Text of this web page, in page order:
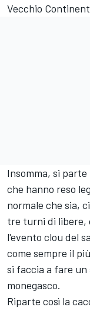
Vecchio
Insomma, si
che hanno reso
normale che sia,
tre turni di libere,
l'evento clou del
come sempre il
si faccia a fare
monegasco.
Riparte così la